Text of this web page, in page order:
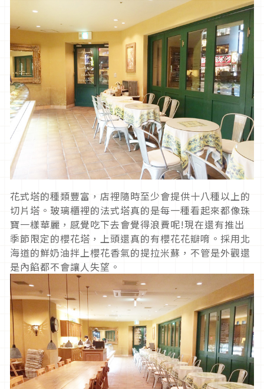
花式塔的種類豐富，店裡隨時至少會提供十八種以上的
切片塔。玻璃櫃裡的法式塔真的是每一種看起來都像珠
寶一樣華麗，感覺吃下去會覺得浪費呢!現在還有推出
季節限定的櫻花塔，上頭還真的有櫻花花瓣唷。採用北
海道的鮮奶油拌上櫻花香氣的提拉米蘇，不管是外觀還
是內餡都不會讓人失望。